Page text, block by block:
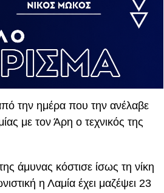
την ημέρα που την ανέλαβε
με τον Άρη ο τεχνικός της
άμυνας κόστισε ίσως τη νίκη
η Λαμία έχει μαζέψει 23